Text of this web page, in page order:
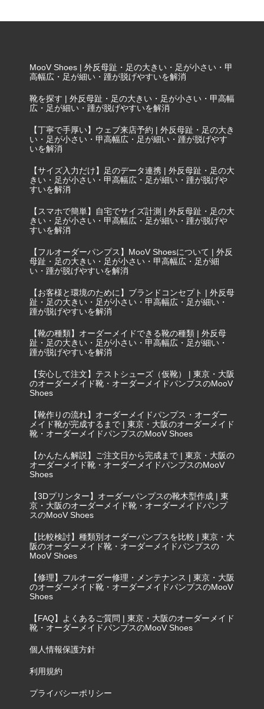
MooV Shoes | 外反母趾・足の大きい・足が小さい・甲
高幅広・足が細い・踵が脱げやすいを解消
靴を探す | 外反母趾・足の大きい・足が小さい・甲高幅
広・足が細い・踵が脱げやすいを解消
【丁寧で手厚い】ウェブ来店予約 | 外反母趾・足の大き
い・足が小さい・甲高幅広・足が細い・踵が脱げやす
いを解消
【サイズ入力だけ】足のデータ連携 | 外反母趾・足の大
きい・足が小さい・甲高幅広・足が細い・踵が脱げや
すいを解消
【スマホで簡単】自宅でサイズ計測 | 外反母趾・足の大
きい・足が小さい・甲高幅広・足が細い・踵が脱げや
すいを解消
【フルオーダーパンプス】MooV Shoesについて | 外反
母趾・足の大きい・足が小さい・甲高幅広・足が細
い・踵が脱げやすいを解消
【お客様と環境のために】ブランドコンセプト | 外反母
趾・足の大きい・足が小さい・甲高幅広・足が細い・
踵が脱げやすいを解消
【靴の種類】オーダーメイドできる靴の種類 | 外反母
趾・足の大きい・足が小さい・甲高幅広・足が細い・
踵が脱げやすいを解消
【安心して注文】テストシューズ（仮靴） | 東京・大阪
のオーダーメイド靴・オーダーメイドパンプスのMooV
Shoes
【靴作りの流れ】オーダーメイドパンプス・オーダー
メイド靴が完成するまで | 東京・大阪のオーダーメイド
靴・オーダーメイドパンプスのMooV Shoes
【かんたん解説】ご注文日から完成まで | 東京・大阪の
オーダーメイド靴・オーダーメイドパンプスのMooV
Shoes
【3Dプリンター】オーダーパンプスの靴木型作成 | 東
京・大阪のオーダーメイド靴・オーダーメイドパンプ
スのMooV Shoes
【比較検討】種類別オーダーパンプスを比較 | 東京・大
阪のオーダーメイド靴・オーダーメイドパンプスの
MooV Shoes
【修理】フルオーダー修理・メンテナンス | 東京・大阪
のオーダーメイド靴・オーダーメイドパンプスのMooV
Shoes
【FAQ】よくあるご質問 | 東京・大阪のオーダーメイド
靴・オーダーメイドパンプスのMooV Shoes
個人情報保護方針
利用規約
プライバシーポリシー